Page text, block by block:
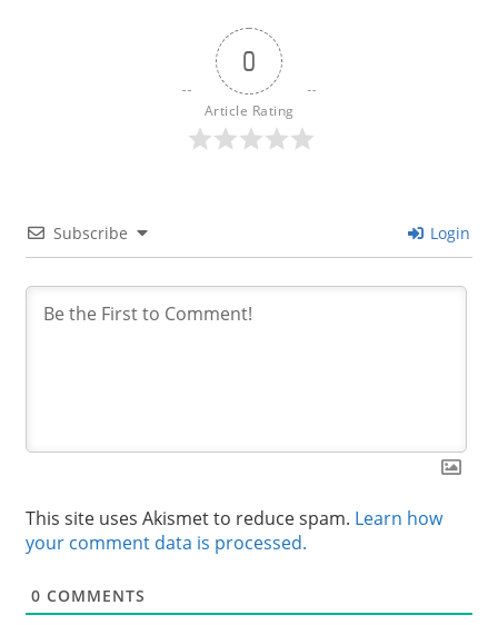
0
Article Rating
Subscribe Login
This site uses Akismet to reduce spam. Learn how
your comment data is processed.
0 COMMENTS